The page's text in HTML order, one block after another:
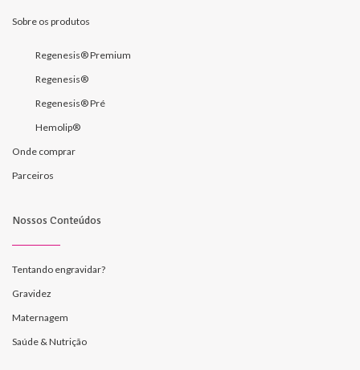
Sobre os produtos
Regenesis® Premium
Regenesis®
Regenesis® Pré
Hemolip®
Onde comprar
Parceiros
Nossos Conteúdos
Tentando engravidar?
Gravidez
Maternagem
Saúde & Nutrição